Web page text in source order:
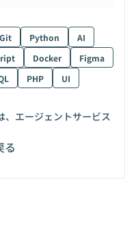
Git Python
AI
Docker
Figma
PHP
UI
、エージェントサービス
る